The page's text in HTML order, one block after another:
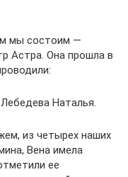
мы состоим —
Астра. Она прошла в
Наталья.
из четырех наших
Вена имела
ее